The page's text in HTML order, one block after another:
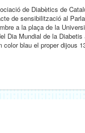
de Diabètics de
de sensibilització al
a la plaça de la
Dia Mundial de la Diabetis
color blau el proper dijous